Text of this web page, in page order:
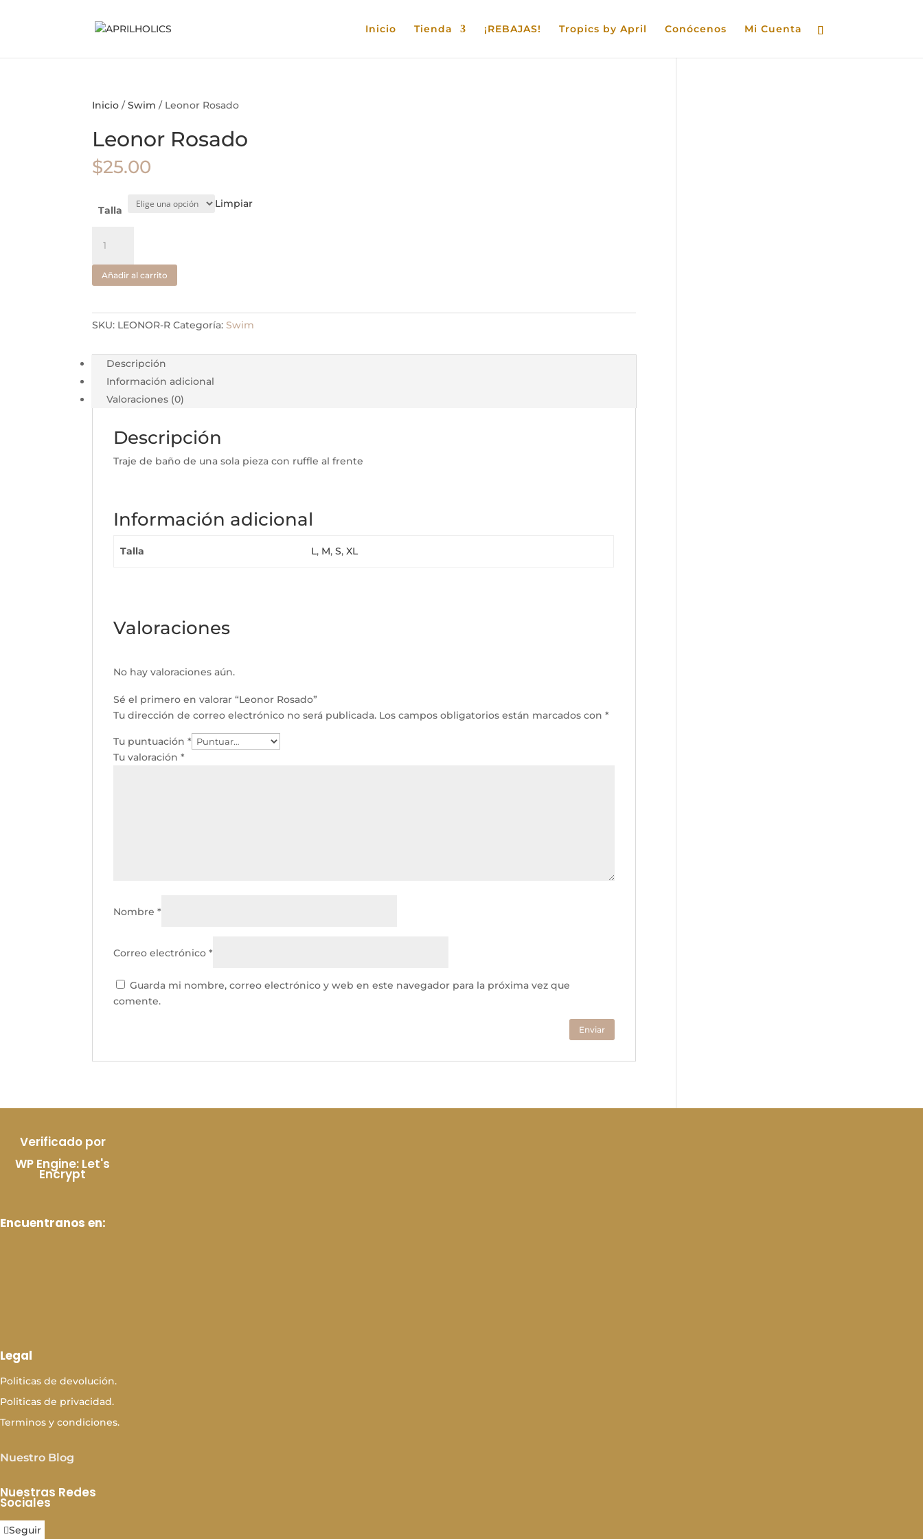
Inicio Tienda ¡REBAJAS! Tropics by April Conócenos Mi Cuenta
Inicio /Swim / Leonor Rosado
Leonor Rosado
$25.00
Talla
Limpiar
Rosado
cantidad
Añadir al carrito
SKU: LEONOR-R Categoría:Swim
Descripción
Información adicional
Valoraciones (0)
Descripción
Traje de baño de una sola pieza con ruffle al frente
Información adicional
Talla L, M, S, XL
Valoraciones
No hay valoraciones aún.
Sé el primero en valorar “Leonor Rosado”
Tu dirección de correo electrónico no será publicada. Los campos obligatorios están marcados con*
Tu puntuación*
Tu valoración*
Nombre*
Correo electrónico*
Guarda mi nombre, correo electrónico y web en este navegador para la próxima vez que
comente.
Verificado por
WP Engine: Let's
Encrypt
Encuentranos en:
Legal
Politicas de devolución.
Politicas de privacidad.
Terminos y condiciones.
Nuestro Blog
Nuestras Redes
Sociales
Seguir